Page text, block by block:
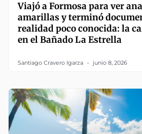
Viajó a Formosa para ver
amarillas y terminó
realidad poco conocida: la
en el Bañado La Estrella
Santiago Cravero Igarza junio 8, 2026